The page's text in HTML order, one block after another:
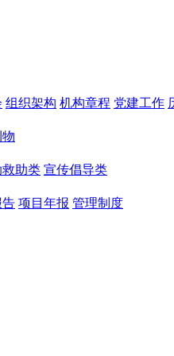
组织架构 机构章程 党建工作
救助类 宣传倡导类
告 项目年报 管理制度